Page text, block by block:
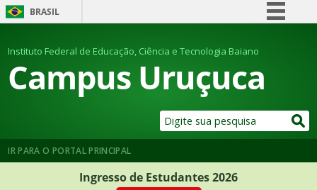
BRASIL
Comunica BR
Participe
Legislação
Instituto Federal de Educação, Ciência e Tecnologia Baiano
Campus Uruçuca
IR PARA O PORTAL PRINCIPAL
Ingresso de Estudantes 2026